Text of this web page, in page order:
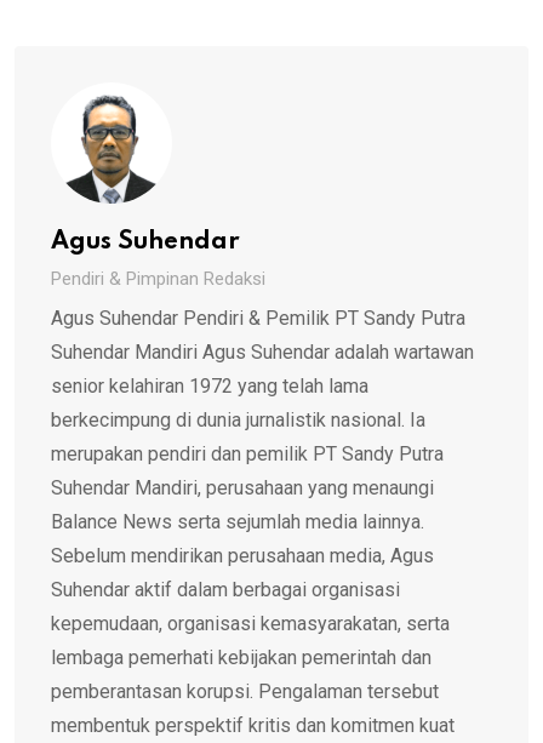
Agus Suhendar
Pendiri & Pimpinan Redaksi
Agus Suhendar Pendiri & Pemilik PT Sandy Putra
Suhendar Mandiri Agus Suhendar adalah wartawan
senior kelahiran 1972 yang telah lama
berkecimpung di dunia jurnalistik nasional. Ia
merupakan pendiri dan pemilik PT Sandy Putra
Suhendar Mandiri, perusahaan yang menaungi
Balance News serta sejumlah media lainnya.
Sebelum mendirikan perusahaan media, Agus
Suhendar aktif dalam berbagai organisasi
kepemudaan, organisasi kemasyarakatan, serta
lembaga pemerhati kebijakan pemerintah dan
pemberantasan korupsi. Pengalaman tersebut
membentuk perspektif kritis dan komitmen kuat